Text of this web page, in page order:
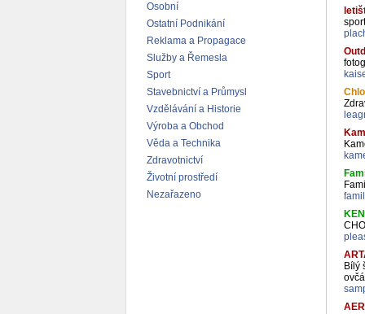
Osobní
Ostatní Podnikání
Reklama a Propagace
Služby a Řemesla
Sport
Stavebnictví a Průmysl
Vzdělávání a Historie
Výroba a Obchod
Věda a Technika
Zdravotnictví
Životní prostředí
Nezařazeno
Bílý